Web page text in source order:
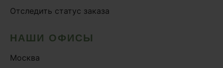
Отследить статус заказа
НАШИ ОФИСЫ
Москва